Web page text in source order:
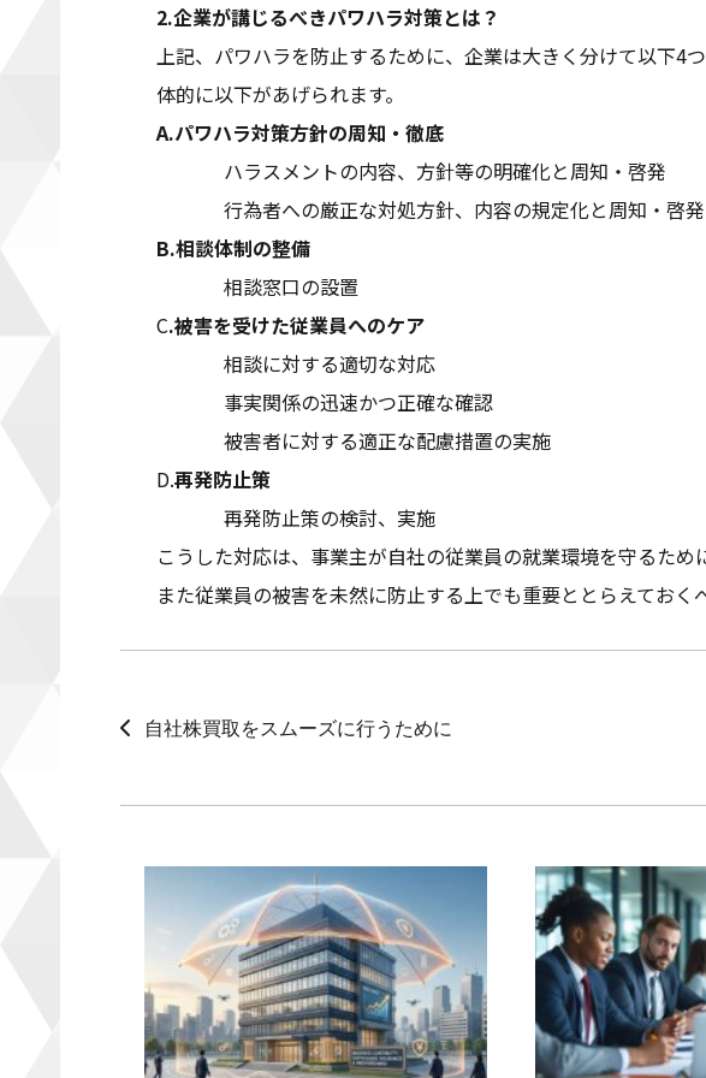
2.企業が講じるべきパワハラ対策とは？
上記、パワハラを防止するために、企業は大きく分けて以下4
体的に以下があげられます。
A.パワハラ対策方針の周知・徹底
ハラスメントの内容、方針等の明確化と周知・啓発
行為者への厳正な対処方針、内容の規定化と周知・啓発
B.相談体制の整備
相談窓口の設置
C.被害を受けた従業員へのケア
相談に対する適切な対応
事実関係の迅速かつ正確な確認
被害者に対する適正な配慮措置の実施
D.再発防止策
再発防止策の検討、実施
こうした対応は、事業主が自社の従業員の就業環境を守るた
また従業員の被害を未然に防止する上でも重要ととらえておく
自社株買取をスムーズに行うために